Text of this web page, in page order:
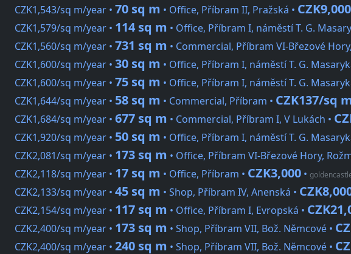
CZK1,543/sq m/year • 70 sq m • Office, Příbram II, Pražská • CZK9,000
CZK1,579/sq m/year • 114 sq m • Office, Příbram I, náměstí T. G.
CZK1,560/sq m/year • 731 sq m • Commercial, Příbram VI-Březové
CZK1,600/sq m/year • 30 sq m • Office, Příbram I, náměstí T. G.
CZK1,600/sq m/year • 75 sq m • Office, Příbram I, náměstí T. G.
CZK1,644/sq m/year • 58 sq m • Commercial, Příbram • CZK137/sq
CZK1,684/sq m/year • 677 sq m • Commercial, Příbram I, V Lukách •
CZK1,920/sq m/year • 50 sq m • Office, Příbram I, náměstí T. G.
CZK2,081/sq m/year • 173 sq m • Office, Příbram VI-Březové Hory,
CZK2,118/sq m/year • 17 sq m • Office, Příbram • CZK3,000 •
CZK2,133/sq m/year • 45 sq m • Shop, Příbram IV, Anenská •
CZK2,154/sq m/year • 117 sq m • Office, Příbram I, Evropská •
CZK2,400/sq m/year • 173 sq m • Shop, Příbram VII, Bož. Němcové •
CZK2,400/sq m/year • 240 sq m • Shop, Příbram VII, Bož. Němcové •